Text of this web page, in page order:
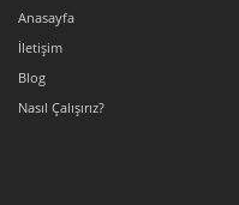
Anasayfa
İletişim
Blog
Nasıl Çalışırız?